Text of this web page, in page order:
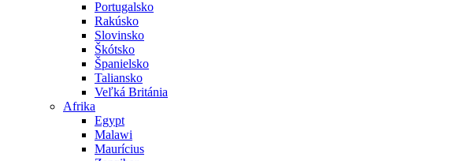
Portugalsko
Rakúsko
Slovinsko
Škótsko
Španielsko
Taliansko
Veľká Británia
Afrika
Egypt
Malawi
Maurícius